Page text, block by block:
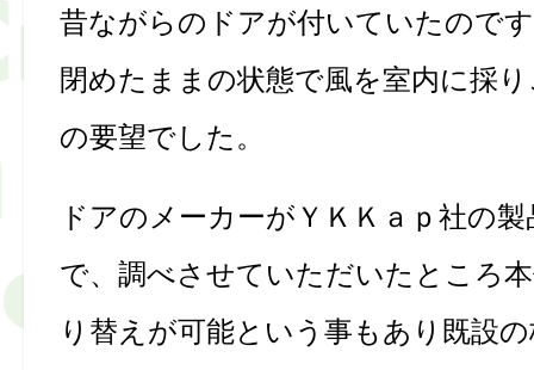
昔ながらのドアが付いていたので
閉めたままの状態で風を室内に採
の要望でした。
ドアのメーカーがＹＫＫａｐ社の
で、調べさせていただいたところ
り替えが可能という事もあり既設